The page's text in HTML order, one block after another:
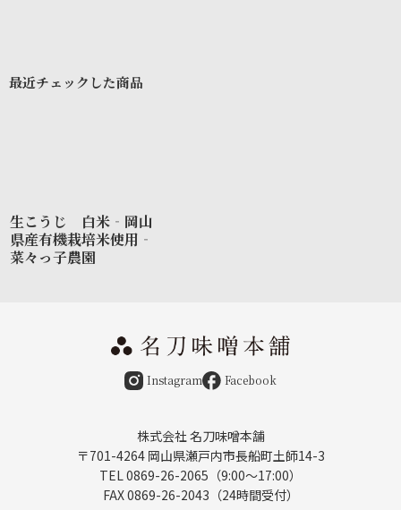
最近チェックした商品
生こうじ 白米‐岡山
県産有機栽培米使用‐
菜々っ子農園
Instagram Facebook
株式会社 名刀味噌本舗
〒701-4264 岡山県瀬戸内市長船町土師14-3
TEL 0869-26-2065（9:00〜17:00）
FAX 0869-26-2043（24時間受付）